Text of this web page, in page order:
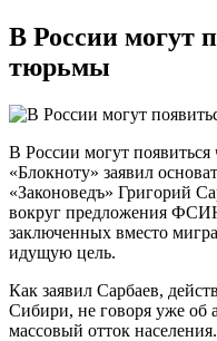
В России могут
тюрьмы
В России могут
«Блокноту» заявил
«Законоведъ» Григорий
вокруг предложения
заключенных вместо
идущую цель.
Как заявил Сарбаев,
Сибири, не говоря уже об
массовый отток населения.